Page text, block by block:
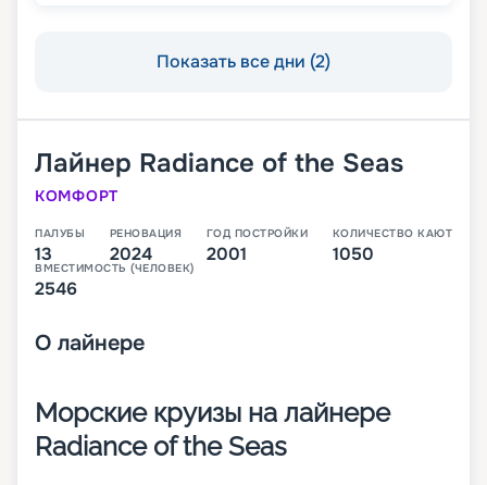
Показать все дни (2)
Лайнер Radiance of the Seas
КОМФОРТ
ПАЛУБЫ
13
РЕНОВАЦИЯ
2024
ГОД ПОСТРОЙКИ
2001
КОЛИЧЕСТВО КАЮТ
1050
ВМЕСТИМОСТЬ (ЧЕЛОВЕК)
2546
О лайнере
Морские круизы на лайнере
Radiance of the Seas